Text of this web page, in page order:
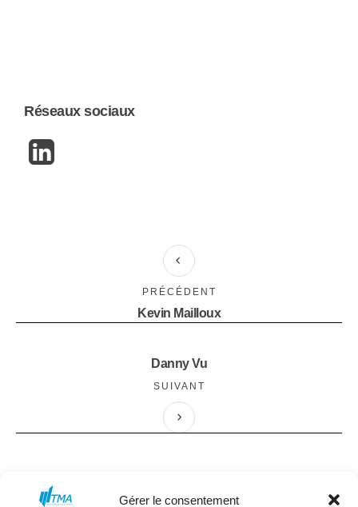
Gérer le consentement
Réseaux sociaux
Kevin Mailloux
PRÉCÉDENT
Danny Vu
SUIVANT